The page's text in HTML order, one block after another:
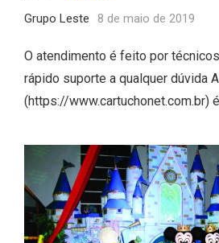
Grupo Leste 8 de maio de 2019
O atendimento é feito por
rápido suporte a qualquer dúvida
(https://www.cartuchonet.com.br)